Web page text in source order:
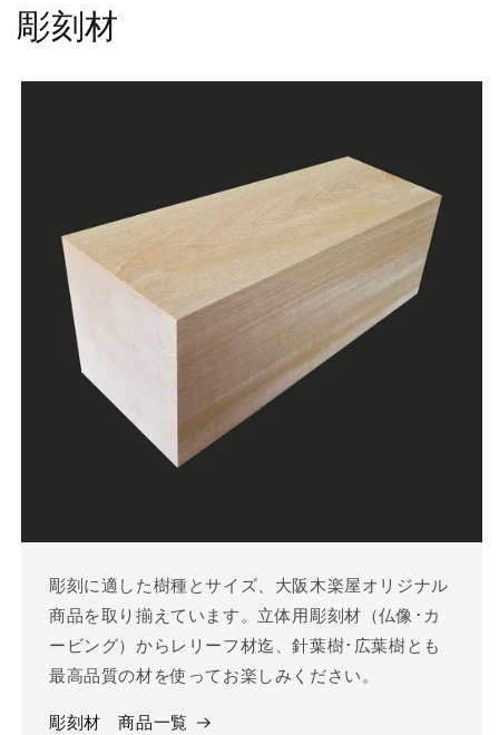
彫刻材
彫刻に適した樹種とサイズ、大阪木楽屋オリジナル
商品を取り揃えています。立体用彫刻材（仏像･カ
ービング）からレリーフ材迄、針葉樹･広葉樹とも
最高品質の材を使ってお楽しみください。
彫刻材 商品一覧